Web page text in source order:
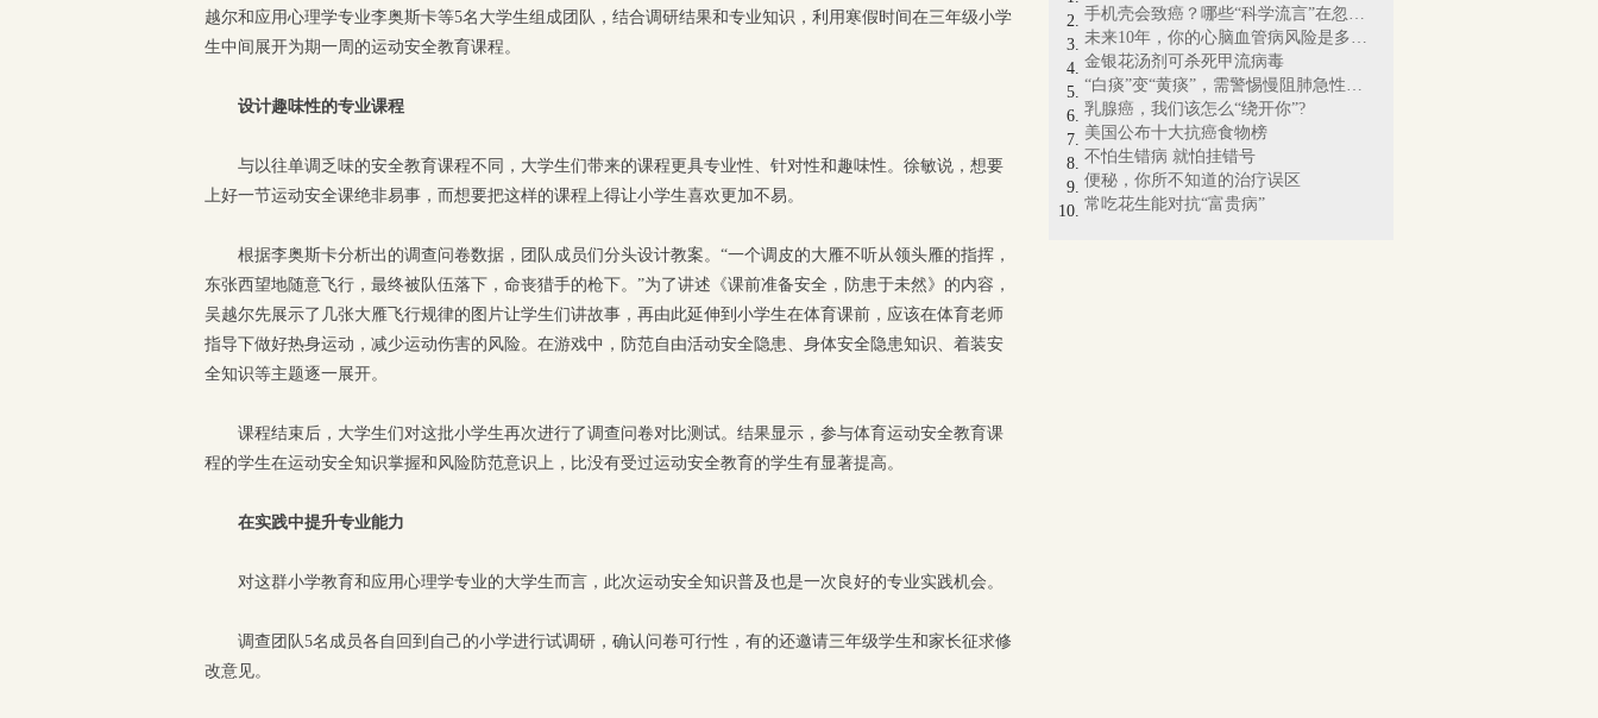
手机壳会致癌？哪些“科学流言”在忽悠人
未来10年，你的心脑血管病风险是多少?
金银花汤剂可杀死甲流病毒
“白痰”变“黄痰”，需警惕慢阻肺急性加重
乳腺癌，我们该怎么“绕开你”?
美国公布十大抗癌食物榜
不怕生错病 就怕挂错号
便秘，你所不知道的治疗误区
常吃花生能对抗“富贵病”
越尔和应用心理学专业李奥斯卡等5名大学生组成团队，结合调研结果和专业知识，利用寒假时间在三年级小学
生中间展开为期一周的运动安全教育课程。
设计趣味性的专业课程
与以往单调乏味的安全教育课程不同，大学生们带来的课程更具专业性、针对性和趣味性。徐敏说，想要
上好一节运动安全课绝非易事，而想要把这样的课程上得让小学生喜欢更加不易。
根据李奥斯卡分析出的调查问卷数据，团队成员们分头设计教案。“一个调皮的大雁不听从领头雁的指挥，
东张西望地随意飞行，最终被队伍落下，命丧猎手的枪下。”为了讲述《课前准备安全，防患于未然》的内容，
吴越尔先展示了几张大雁飞行规律的图片让学生们讲故事，再由此延伸到小学生在体育课前，应该在体育老师
指导下做好热身运动，减少运动伤害的风险。在游戏中，防范自由活动安全隐患、身体安全隐患知识、着装安
全知识等主题逐一展开。
课程结束后，大学生们对这批小学生再次进行了调查问卷对比测试。结果显示，参与体育运动安全教育课
程的学生在运动安全知识掌握和风险防范意识上，比没有受过运动安全教育的学生有显著提高。
在实践中提升专业能力
对这群小学教育和应用心理学专业的大学生而言，此次运动安全知识普及也是一次良好的专业实践机会。
调查团队5名成员各自回到自己的小学进行试调研，确认问卷可行性，有的还邀请三年级学生和家长征求修
改意见。